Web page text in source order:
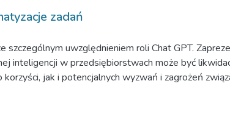
zadań
uwzględnieniem roli Chat GPT.
inteligencji w przedsiębiorstwach może być
jak i potencjalnych wyzwań i zagrożeń